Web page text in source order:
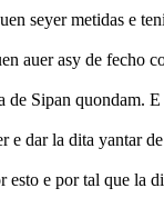
seyer metidas e
auer asy de fecho
de Sipan quondam.
e dar la dita yantar
esto e por tal que la